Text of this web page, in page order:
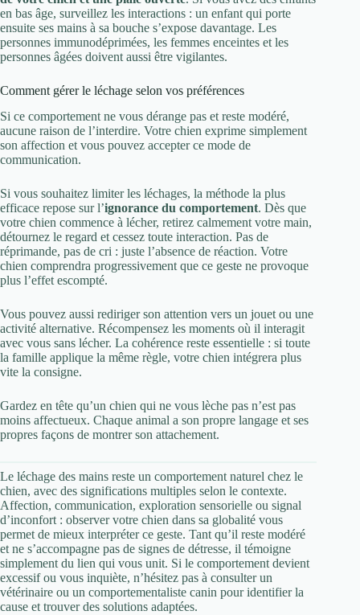
en bas âge, surveillez les interactions : un enfant qui porte
ensuite ses mains à sa bouche s’expose davantage. Les
personnes immunodéprimées, les femmes enceintes et les
personnes âgées doivent aussi être vigilantes.
Comment gérer le léchage selon vos préférences
Si ce comportement ne vous dérange pas et reste modéré,
aucune raison de l’interdire. Votre chien exprime simplement
son affection et vous pouvez accepter ce mode de
communication.
Si vous souhaitez limiter les léchages, la méthode la plus
efficace repose sur l’ignorance du comportement. Dès que
votre chien commence à lécher, retirez calmement votre main,
détournez le regard et cessez toute interaction. Pas de
réprimande, pas de cri : juste l’absence de réaction. Votre
chien comprendra progressivement que ce geste ne provoque
plus l’effet escompté.
Vous pouvez aussi rediriger son attention vers un jouet ou une
activité alternative. Récompensez les moments où il interagit
avec vous sans lécher. La cohérence reste essentielle : si toute
la famille applique la même règle, votre chien intégrera plus
vite la consigne.
Gardez en tête qu’un chien qui ne vous lèche pas n’est pas
moins affectueux. Chaque animal a son propre langage et ses
propres façons de montrer son attachement.
Le léchage des mains reste un comportement naturel chez le
chien, avec des significations multiples selon le contexte.
Affection, communication, exploration sensorielle ou signal
d’inconfort : observer votre chien dans sa globalité vous
permet de mieux interpréter ce geste. Tant qu’il reste modéré
et ne s’accompagne pas de signes de détresse, il témoigne
simplement du lien qui vous unit. Si le comportement devient
excessif ou vous inquiète, n’hésitez pas à consulter un
vétérinaire ou un comportementaliste canin pour identifier la
cause et trouver des solutions adaptées.